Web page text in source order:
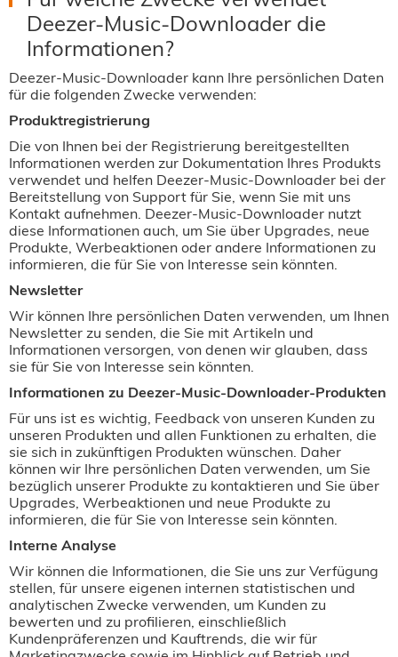
Deezer-Music-Downloader die
Informationen?
Deezer-Music-Downloader kann Ihre persönlichen Daten
für die folgenden Zwecke verwenden:
Produktregistrierung
Die von Ihnen bei der Registrierung bereitgestellten
Informationen werden zur Dokumentation Ihres Produkts
verwendet und helfen Deezer-Music-Downloader bei der
Bereitstellung von Support für Sie, wenn Sie mit uns
Kontakt aufnehmen. Deezer-Music-Downloader nutzt
diese Informationen auch, um Sie über Upgrades, neue
Produkte, Werbeaktionen oder andere Informationen zu
informieren, die für Sie von Interesse sein könnten.
Newsletter
Wir können Ihre persönlichen Daten verwenden, um Ihnen
Newsletter zu senden, die Sie mit Artikeln und
Informationen versorgen, von denen wir glauben, dass
sie für Sie von Interesse sein könnten.
Informationen zu Deezer-Music-Downloader-Produkten
Für uns ist es wichtig, Feedback von unseren Kunden zu
unseren Produkten und allen Funktionen zu erhalten, die
sie sich in zukünftigen Produkten wünschen. Daher
können wir Ihre persönlichen Daten verwenden, um Sie
bezüglich unserer Produkte zu kontaktieren und Sie über
Upgrades, Werbeaktionen und neue Produkte zu
informieren, die für Sie von Interesse sein könnten.
Interne Analyse
Wir können die Informationen, die Sie uns zur Verfügung
stellen, für unsere eigenen internen statistischen und
analytischen Zwecke verwenden, um Kunden zu
bewerten und zu profilieren, einschließlich
Kundenpräferenzen und Kauftrends, die wir für